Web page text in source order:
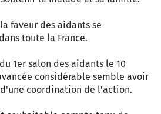
faveur des aidants se
toute la France.
1er salon des aidants le 10
considérable semble avoir
coordination de l'action.